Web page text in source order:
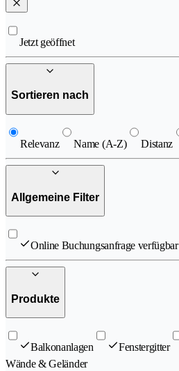
Jetzt geöffnet
Sortieren nach
Relevanz Name (A-Z) Distanz
Allgemeine Filter
Online Buchungsanfrage verfügbar
Produkte
Balkonanlagen Fenstergitter
Wände & Geländer